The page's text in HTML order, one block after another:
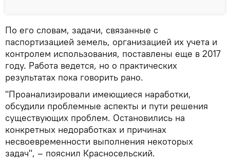
По его словам, задачи, связанные с
паспортизацией земель, организацией их учета и
контролем использования, поставлены еще в 2017
году. Работа ведется, но о практических
результатах пока говорить рано.
"Проанализировали имеющиеся наработки,
обсудили проблемные аспекты и пути решения
существующих проблем. Остановились на
конкретных недоработках и причинах
несвоевременности выполнения некоторых
задач", – пояснил Красносельский.